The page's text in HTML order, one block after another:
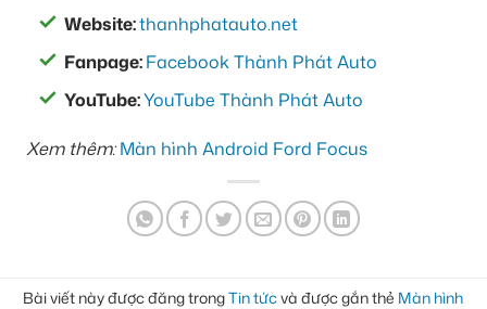
Website:thanhphatauto.net
Fanpage:Facebook Thành Phát Auto
YouTube:YouTube Thành Phát Auto
Xem thêm:Màn hình Android Ford Focus
Bài viết này được đăng trongTin tứcvà được gắn thẻ Màn hình